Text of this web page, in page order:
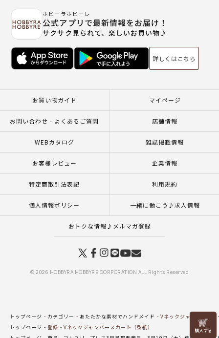
リリヤン
フェア
ホビーラホビーレ
公式アプリで最新情報をお届け！
サクサク見られて、楽しいお買い物♪
詳しくはこちら
お買い物ガイド マイページ
お問い合わせ - よくあるご質問 店舗情報
WEBカタログ 雑誌掲載情報
お客様レビュー 企業情報
特定商取引法表記 利用規約
個人情報ポリシー 一緒に働こう♪求人情報
おトクな情報♪メルマガ登録
© 2026 HOBBYRA HOBBYRE CORPORATION ALL Rights Reserved
トップページ カテゴリー あたたかな素材でハンドメイド
Vネックジャンパース
トップページ
登録
Vネックジャンパースカート（型紙）